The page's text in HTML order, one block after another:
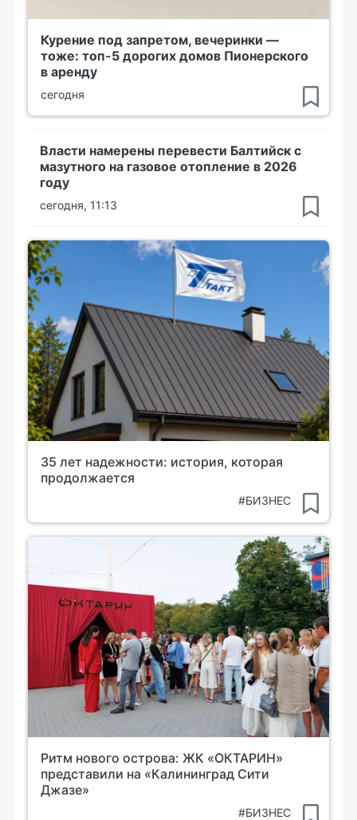
Курение под запретом, вечеринки —
тоже: топ-5 дорогих домов Пионерского
в аренду
сегодня
Власти намерены перевести Балтийск с
мазутного на газовое отопление в 2026
году
сегодня, 11:13
35 лет надежности: история, которая
продолжается
#БИЗНЕС
Ритм нового острова: ЖК «ОКТАРИН»
представили на «Калининград Сити
Джазе»
#БИЗНЕС